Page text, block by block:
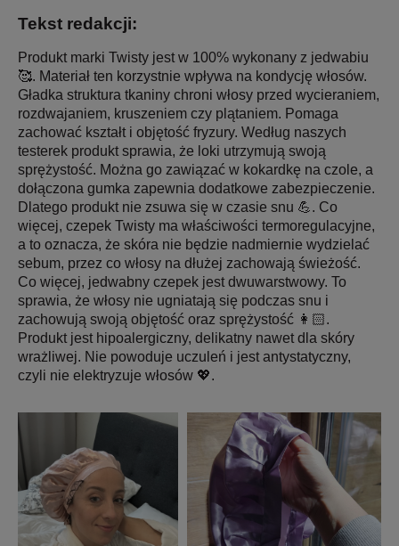
Tekst redakcji:
Produkt marki Twisty jest w 100% wykonany z jedwabiu
🥰. Materiał ten korzystnie wpływa na kondycję włosów.
Gładka struktura tkaniny chroni włosy przed wycieraniem,
rozdwajaniem, kruszeniem czy plątaniem. Pomaga
zachować kształt i objętość fryzury. Według naszych
testerek produkt sprawia, że loki utrzymują swoją
sprężystość. Można go zawiązać w kokardkę na czole, a
dołączona gumka zapewnia dodatkowe zabezpieczenie.
Dlatego produkt nie zsuwa się w czasie snu 💪. Co
więcej, czepek Twisty ma właściwości termoregulacyjne,
a to oznacza, że skóra nie będzie nadmiernie wydzielać
sebum, przez co włosy na dłużej zachowają świeżość.
Co więcej, jedwabny czepek jest dwuwarstwowy. To
sprawia, że włosy nie ugniatają się podczas snu i
zachowują swoją objętość oraz sprężystość 👩🏻‍.
Produkt jest hipoalergiczny, delikatny nawet dla skóry
wrażliwej. Nie powoduje uczuleń i jest antystatyczny,
czyli nie elektryzuje włosów 💖.